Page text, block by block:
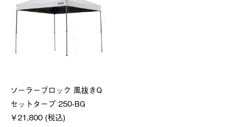
ソーラーブロック 風抜きQ
セットタープ 250-BG
￥21,800 (税込)